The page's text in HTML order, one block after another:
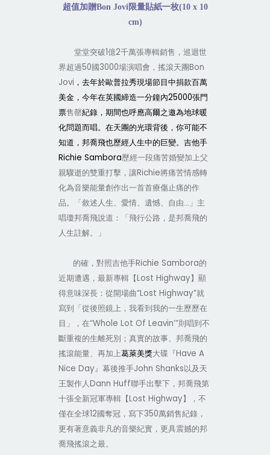
超值加贈Bon Jovi限量貼紙一枚(10 x 10
cm)
堂堂突破1億2千萬張專輯銷售，巡迴世
界超過50 國3000場演唱會，搖滾天團Bon
Jovi ，去年於歐普拉秀現場節目中捐款百萬
美金，今年在英國締造一分鐘內25000張門
票售罄紀錄，期間也呼應高爾之邀為地球暖
化問題而唱。在天團的光環背後，你可能不
知道，邦喬飛也歷經人生中的巨變。吉他手
Richie Sambora歷經一段痛苦婚變加上父
親驟逝的雙重打擊，讓Richie將痛苦情感轉
化為音樂能量創作出一首首療傷止痛的作
品。「敘述 人生、愛情、遺憾、自由...」主
唱瓊邦喬飛說道：「飛行公路，是邦喬飛的
人生註解。」
的確，對照吉他手Richie Sambora的
近期遭遇， 最新專輯【Lost Highway 】顯
得意味深長：從 開場曲“Lost Highway”就
寫到「從後照鏡上，我看到我的一生歷歷在
目」，在“Whole Lot Of Leavin’”則唱到不
斷重複的生離死別；真實的故事、邦喬飛的
搖滾能量、再加上葛萊美獎大碟『Have A
Nice Day 』幕後推手John Shanks 以及天
王製作人Dann Huff聯手出擊下，邦喬飛第
十張全新冠軍專輯【Lost Highway 】，不
僅在全球12 國奪冠，寫下350萬銷售紀錄，
更有著意義非凡的音樂紀實，更具震撼的邦
喬飛搖滾之最。